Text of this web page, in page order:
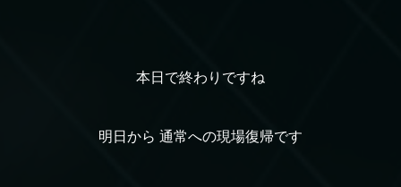
本日で終わりですね
明日から 通常への現場復帰です